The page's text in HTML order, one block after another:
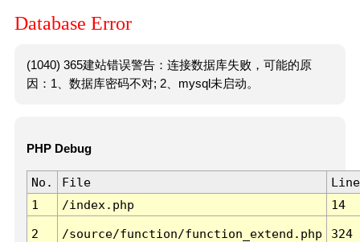
Database Error
(1040) 365建站错误警告：连接数据库失败，可能的原
因：1、数据库密码不对; 2、mysql未启动。
PHP Debug
No. File
Line
1
/index.php 14
2 /source/function/function_extend.php 324